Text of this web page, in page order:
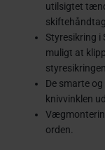
utilsigtet
Styresikring i
muligt at
De smarte
knivvinklen
orden.